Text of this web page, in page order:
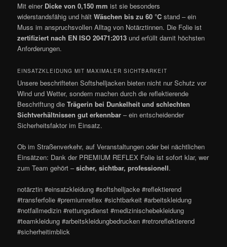
Mit einer Dicke von 0,150 mm ist sie besonders
widerstandsfähig und hältWäschen bis zu 60 °C stand – ein
Muss im anspruchsvollen Alltag von Notärztinnen. Die Folie ist
zertifiziert nach EN ISO 20471:2013 und erfüllt damit höchsten
Anforderungen.
EINSATZKLEIDUNG MIT MAXIMALER SICHTBARKEIT
Unsere beschrifteten Softshelljacken bieten nicht nur Schutz vor
Wind und Wetter, sondern machen durch die reflektierende
Beschriftung dieTrägerin bei Dunkelheit und schlechten
Sichtverhältnissen gut erkennbar – ein entscheidender
Sicherheitsfaktor im Einsatz.
Ob im Straßenverkehr, auf Veranstaltungen oder bei nächtlichen
Einsätzen: Dank der PREMIUM REFLEX Folie ist sofort klar, wer
zum Team gehört –sicher, sichtbar, professionell.
notärztin #einsatzkleidung #softshelljacke #reflektierend
#transferfolie #premiumreflex #sichtbarkeit #arbeitskleidung
#notfallmedizin #rettungsdienst #medizinischebekleidung
#teamkleidung #arbeitskleidungbedrucken #retroreflektierend
#sicherheitimblick